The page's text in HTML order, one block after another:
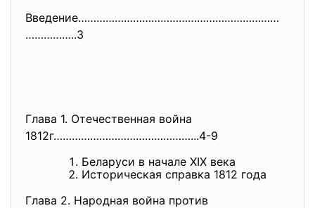
Введение…………………………………………………………
……………..3
Глава 1. Отечественная война
1812г………………………………………...4-9
Беларуси в начале ХIХ века
Историческая справка 1812 года
Глава 2. Народная война против